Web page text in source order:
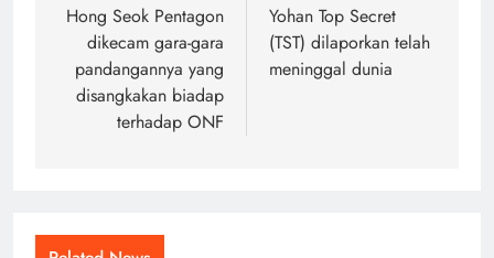
navigation
Hong Seok Pentagon
dikecam gara-gara
pandangannya yang
disangkakan biadap
terhadap ONF
Yohan Top Secret
(TST) dilaporkan telah
meninggal dunia